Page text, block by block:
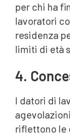
per chi ha
lavoratori
residenza
limiti di età
4.
I datori di
riflettono le